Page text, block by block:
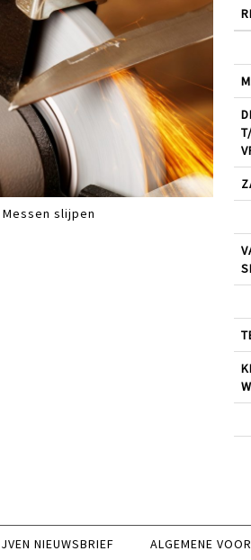
Messen slijpen
NIEUWSBRIEF ALGEMENE